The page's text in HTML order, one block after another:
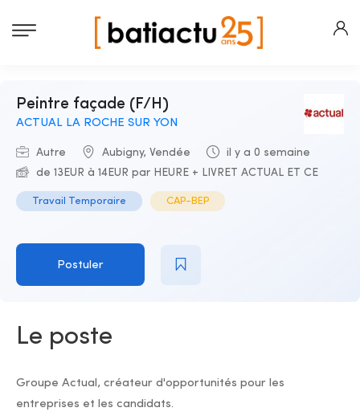
Peintre façade (F/H)
ACTUAL LA ROCHE SUR YON
Autre Aubigny, Vendée
il y a 0 semaine
de 13EUR à 14EUR par HEURE + LIVRET ACTUAL ET CE
Travail Temporaire CAP-BEP
Postuler
Le poste
Groupe Actual, créateur d'opportunités pour les
entreprises et les candidats.